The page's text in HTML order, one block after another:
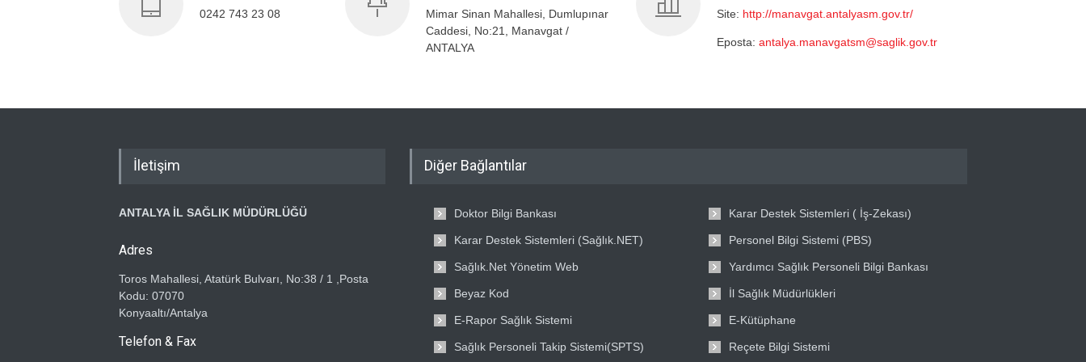
0242 743 23 08
Mimar Sinan Mahallesi, Dumlupınar
Caddesi, No:21, Manavgat /
ANTALYA
Site: http://manavgat.antalyasm.gov.tr/
Eposta: antalya.manavgatsm@saglik.gov.tr
İletişim
ANTALYA İL SAĞLIK MÜDÜRLÜĞÜ
Adres
Toros Mahallesi, Atatürk Bulvarı, No:38 / 1 ,Posta
Kodu: 07070
Konyaaltı/Antalya
Telefon & Fax
Diğer Bağlantılar
Doktor Bilgi Bankası
Karar Destek Sistemleri (Sağlık.NET)
Sağlık.Net Yönetim Web
Beyaz Kod
E-Rapor Sağlık Sistemi
Sağlık Personeli Takip Sistemi(SPTS)
Karar Destek Sistemleri ( İş-Zekası)
Personel Bilgi Sistemi (PBS)
Yardımcı Sağlık Personeli Bilgi Bankası
İl Sağlık Müdürlükleri
E-Kütüphane
Reçete Bilgi Sistemi